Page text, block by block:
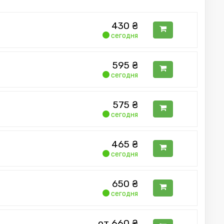
430 ₴
сегодня
595 ₴
сегодня
575 ₴
сегодня
465 ₴
сегодня
650 ₴
сегодня